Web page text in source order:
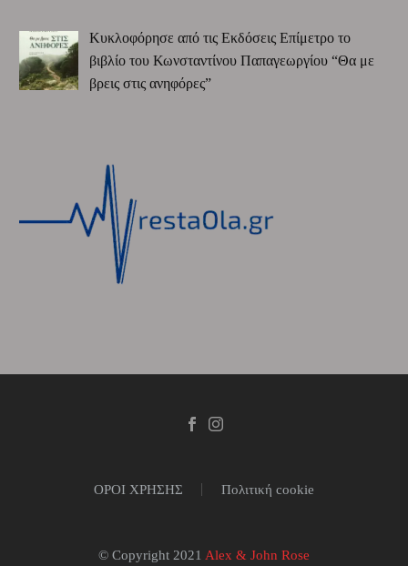
Κυκλοφόρησε από τις Εκδόσεις Επίμετρο το
βιβλίο του Κωνσταντίνου Παπαγεωργίου “Θα με
βρεις στις ανηφόρες”
ΟΡΟΙ ΧΡΗΣΗΣ Πολιτική cookie
© Copyright 2021 Alex & John Rose